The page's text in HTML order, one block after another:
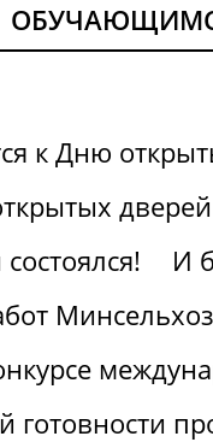
к Дню
дверей
И